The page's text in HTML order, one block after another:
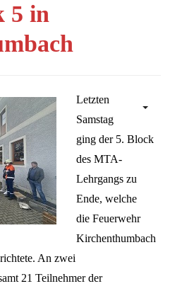
5 in
Letzten
Samstag
ging der 5. Block
des MTA-
Lehrgangs zu
Ende, welche
die Feuerwehr
Kirchenthumbach
An zwei
21 Teilnehmer der